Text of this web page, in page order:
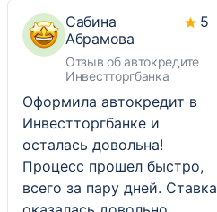
Сабина
Абрамова
Отзыв об автокредите
Инвестторгбанка
5
Оформила автокредит в
Инвестторгбанке и
осталась довольна!
Процесс прошел быстро,
всего за пару дней. Ставка